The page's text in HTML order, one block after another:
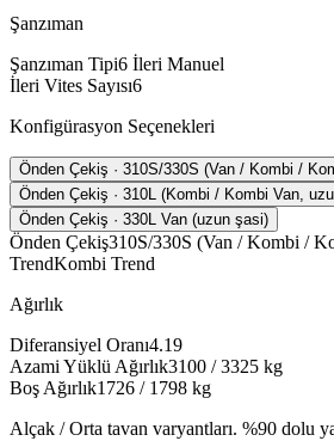
Şanzıman
Şanzıman Tipi6 İleri Manuel
İleri Vites Sayısı6
Konfigürasyon Seçenekleri
Önden Çekiş · 310S/330S (Van / Kombi /
Önden Çekiş · 310L (Kombi / Kombi Van,
Önden Çekiş · 330L Van (uzun şasi)
Önden Çekiş310S/330S (Van / Kombi /
TrendKombi Trend
Ağırlık
Diferansiyel Oranı4.19
Azami Yüklü Ağırlık3100 / 3325 kg
Boş Ağırlık1726 / 1798 kg
Alçak / Orta tavan varyantları. %90 dolu